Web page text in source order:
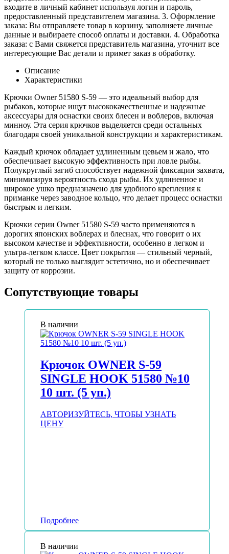
входите в личный кабинет используя логин и пароль,
предоставленный представителем магазина. 3. Оформление
заказа: Вы отправляете товар в корзину, заполняете личные
данные и выбираете способ оплаты и доставки. 4. Обработка
заказа: с Вами свяжется представитель магазина, уточнит все
интересующие Вас детали и примет заказ в обработку.
Описание
Характеристики
Крючки Owner 51580 S-59 — это идеальный выбор для
рыбаков, которые ищут высококачественные и надежные
аксессуары для оснастки своих блесен и воблеров, включая
минноу. Эта серия крючков выделяется среди остальных
благодаря своей уникальной конструкции и характеристикам.
Каждый крючок обладает удлиненным цевьем и жало, что
обеспечивает высокую эффективность при ловле рыбы.
Полукруглый загиб способствует надежной фиксации захвата,
минимизируя вероятность схода рыбы. Их удлиненное и
широкое ушко предназначено для удобного крепления к
приманке через заводное кольцо, что делает процесс оснастки
быстрым и легким.
Крючки серии Owner 51580 S-59 часто применяются в
дорогих японских воблерах и блеснах, что говорит о их
высоком качестве и эффективности, особенно в легком и
ультра-легком классе. Цвет покрытия — стильный черный,
который не только выглядит эстетично, но и обеспечивает
защиту от коррозии.
Сопутствующие товары
В наличии
Крючок OWNER S-59
SINGLE HOOK 51580 №10
10 шт. (5 уп.)
АВТОРИЗУЙТЕСЬ, ЧТОБЫ УЗНАТЬ
ЦЕНУ
Подробнее
В наличии